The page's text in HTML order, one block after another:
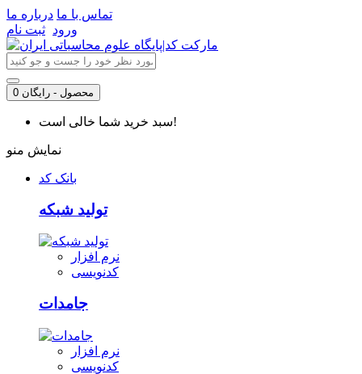
تماس با ما درباره ما
ورود ثبت نام
0 محصول - رایگان
سبد خرید شما خالی است!
نمایش منو
بانک کد
تولید شبکه
نرم افزار
کدنویسی
جامدات
نرم افزار
کدنویسی